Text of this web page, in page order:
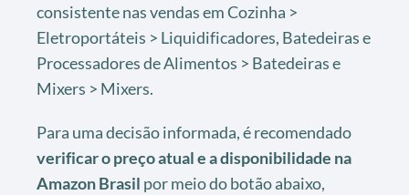
consistente nas vendas em Cozinha >
Eletroportáteis > Liquidificadores, Batedeiras e
Processadores de Alimentos > Batedeiras e
Mixers > Mixers.
Para uma decisão informada, é recomendado
verificar o preço atual e a disponibilidade na
Amazon Brasil por meio do botão abaixo,